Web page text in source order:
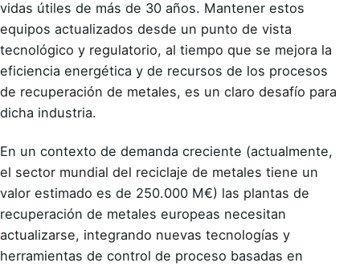
vidas útiles de más de 30 años. Mantener estos
equipos actualizados desde un punto de vista
tecnológico y regulatorio, al tiempo que se mejora la
eficiencia energética y de recursos de los procesos
de recuperación de metales, es un claro desafío para
dicha industria.
En un contexto de demanda creciente (actualmente,
el sector mundial del reciclaje de metales tiene un
valor estimado es de 250.000 M€) las plantas de
recuperación de metales europeas necesitan
actualizarse, integrando nuevas tecnologías y
herramientas de control de proceso basadas en